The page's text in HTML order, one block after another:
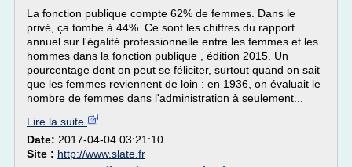
La fonction publique compte 62% de femmes. Dans le
privé, ça tombe à 44%. Ce sont les chiffres du rapport
annuel sur l'égalité professionnelle entre les femmes et les
hommes dans la fonction publique , édition 2015. Un
pourcentage dont on peut se féliciter, surtout quand on sait
que les femmes reviennent de loin : en 1936, on évaluait le
nombre de femmes dans l'administration à seulement...
Lire la suite
Date: 2017-04-04 03:21:10
Site : http://www.slate.fr